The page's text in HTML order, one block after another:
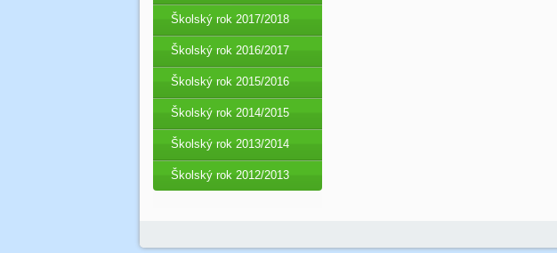
Školský rok 2017/2018
Školský rok 2016/2017
Školský rok 2015/2016
Školský rok 2014/2015
Školský rok 2013/2014
Školský rok 2012/2013